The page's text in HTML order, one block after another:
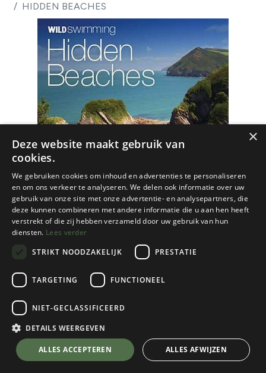
HIDDEN BEACHES
Cordee
Hidden Beaches
€
21,95
💬 Stel je vraag over dit product via WhatsApp
×
Deze website maakt gebruik van
cookies.
We gebruiken cookies om inhoud en advertenties te personaliseren
en om ons verkeer te analyseren. We delen ook informatie over uw
gebruik van onze site met onze advertentie- en analysepartners, die
deze kunnen combineren met andere informatie die u aan hen heeft
verstrekt of die zij hebben verzameld door uw gebruik van hun
diensten. Lees verder
STRIKT NOODZAKELIJK
PRESTATIE
TARGETING FUNCTIONEEL
NIET-GECLASSIFICEERD
DETAILS WEERGEVEN
ALLES ACCEPTEREN ALLES AFWIJZEN